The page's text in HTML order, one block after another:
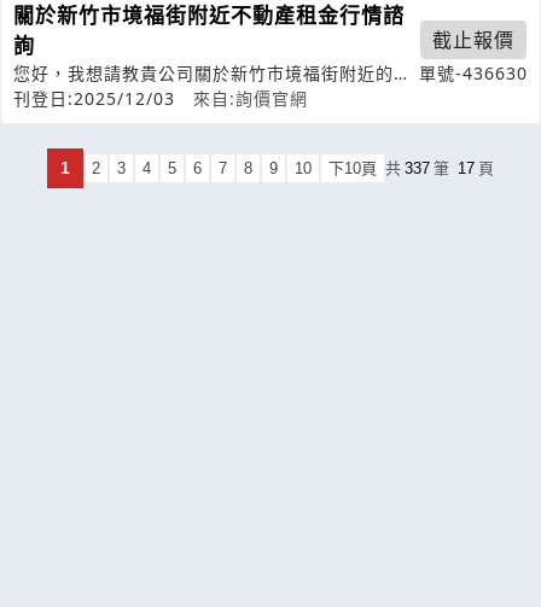
關於新竹市境福街附近不動產租金行情諮
詢
您好，我想請教貴公司關於新竹市境福街附近的不
動產租金行情。我想了解目前該地區的租
刊登日:2025/12/03 來自:詢價官網
截止報價
單號-436630
1 2 3 4 5 6 7 8 9 10 下10頁 共 337 筆 17 頁